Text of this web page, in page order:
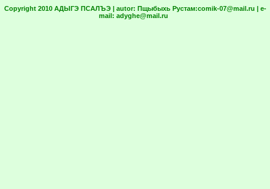
Copyright 2010 АДЫГЭ ПСАЛЪЭ | autor: Пщыбыхь Рустам:comik-07@mail.ru | e-
mail: adyghe@mail.ru